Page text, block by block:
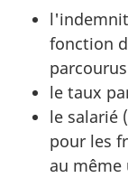
fonction
le taux
le salarié
pour les
au